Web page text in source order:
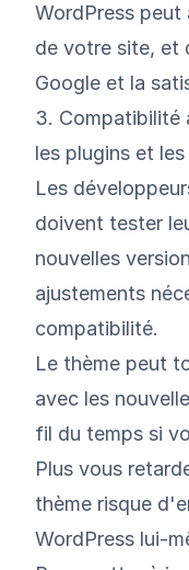
WordPress peut
de votre site, et
Google et la
3. Compatibilité
les plugins et
Les
doivent tester
nouvelles
ajustements
compatibilité.
Le thème peut
avec les
fil du temps si
Plus vous
thème risque
WordPress lui-